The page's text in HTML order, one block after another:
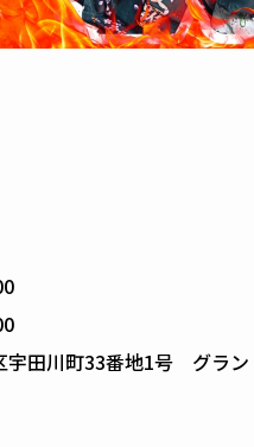
田川町33番地1号 グラン